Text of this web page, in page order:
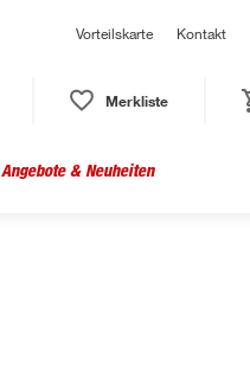
Vorteilskarte Kontakt
Merkliste
Angebote & Neuheiten